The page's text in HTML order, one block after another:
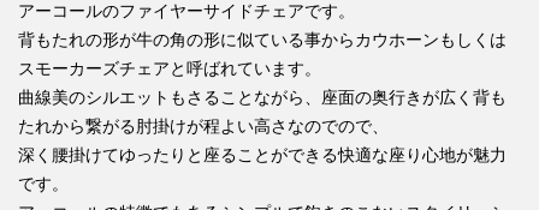
アーコールのファイヤーサイドチェアです。
背もたれの形が牛の角の形に似ている事からカウホーンもしくは
スモーカーズチェアと呼ばれています。
曲線美のシルエットもさることながら、座面の奥行きが広く背も
たれから繋がる肘掛けが程よい高さなのでので、
深く腰掛けてゆったりと座ることができる快適な座り心地が魅力
です。